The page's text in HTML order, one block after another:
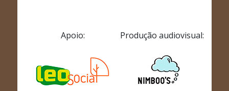
Apoio: Produção audiovisual: